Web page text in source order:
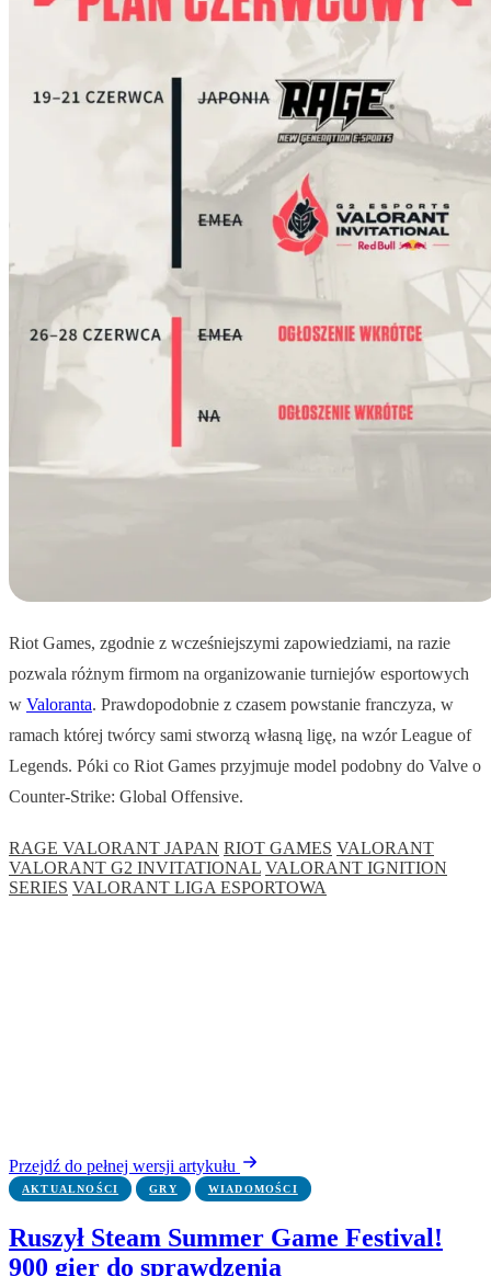
Riot Games, zgodnie z wcześniejszymi zapowiedziami, na razie
pozwala różnym firmom na organizowanie turniejów esportowych
w Valoranta. Prawdopodobnie z czasem powstanie franczyza, w
ramach której twórcy sami stworzą własną ligę, na wzór League of
Legends. Póki co Riot Games przyjmuje model podobny do Valve o
Counter-Strike: Global Offensive.
RAGE VALORANT JAPAN RIOT GAMES VALORANT
VALORANT G2 INVITATIONAL VALORANT IGNITION
SERIES VALORANT LIGA ESPORTOWA
Przejdź do pełnej wersji artykułu
AKTUALNOŚCI GRY WIADOMOŚCI
Ruszył Steam Summer Game Festival!
900 gier do sprawdzenia